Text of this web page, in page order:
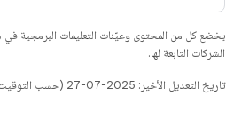
يخضع كل من المحتوى وعيّنات التعليمات البرمجية
الشركات التابعة لها.
تاريخ التعديل الأخير: 2025-07-27 (حسب التوقيت العالمي المتفَّق عليه)